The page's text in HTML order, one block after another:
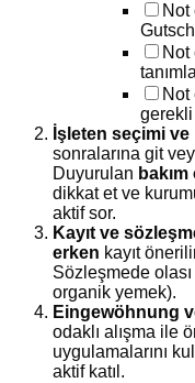
Not
Not
Not
gerekli
İşleten seçimi
sonralarına git
Duyurulan bakım
dikkat et ve
aktif sor.
Kayıt ve
erken kayıt
Sözleşmede
organik yemek).
Eingewöhnung
odaklı alışma ile
uygulamalarını
aktif katıl.